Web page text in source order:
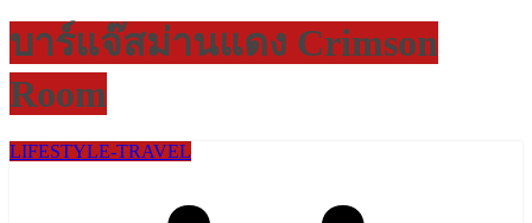
บาร์แจ๊สม่านแดง Crimson
Room
LIFESTYLE​-TRAVEL​